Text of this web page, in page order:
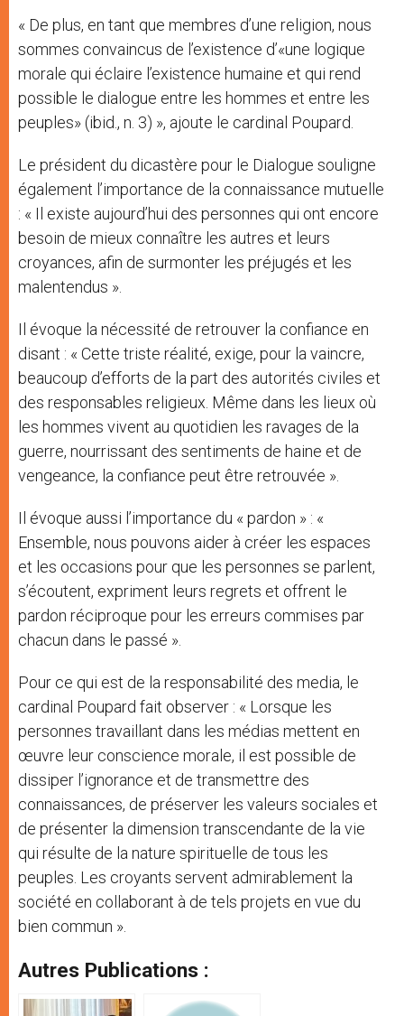
« De plus, en tant que membres d’une religion, nous
sommes convaincus de l’existence d’«une logique
morale qui éclaire l’existence humaine et qui rend
possible le dialogue entre les hommes et entre les
peuples» (ibid., n. 3) », ajoute le cardinal Poupard.
Le président du dicastère pour le Dialogue souligne
également l’importance de la connaissance mutuelle
: « Il existe aujourd’hui des personnes qui ont encore
besoin de mieux connaître les autres et leurs
croyances, afin de surmonter les préjugés et les
malentendus ».
Il évoque la nécessité de retrouver la confiance en
disant : « Cette triste réalité, exige, pour la vaincre,
beaucoup d’efforts de la part des autorités civiles et
des responsables religieux. Même dans les lieux où
les hommes vivent au quotidien les ravages de la
guerre, nourrissant des sentiments de haine et de
vengeance, la confiance peut être retrouvée ».
Il évoque aussi l’importance du « pardon » : «
Ensemble, nous pouvons aider à créer les espaces
et les occasions pour que les personnes se parlent,
s’écoutent, expriment leurs regrets et offrent le
pardon réciproque pour les erreurs commises par
chacun dans le passé ».
Pour ce qui est de la responsabilité des media, le
cardinal Poupard fait observer : « Lorsque les
personnes travaillant dans les médias mettent en
œuvre leur conscience morale, il est possible de
dissiper l’ignorance et de transmettre des
connaissances, de préserver les valeurs sociales et
de présenter la dimension transcendante de la vie
qui résulte de la nature spirituelle de tous les
peuples. Les croyants servent admirablement la
société en collaborant à de tels projets en vue du
bien commun ».
Autres Publications :